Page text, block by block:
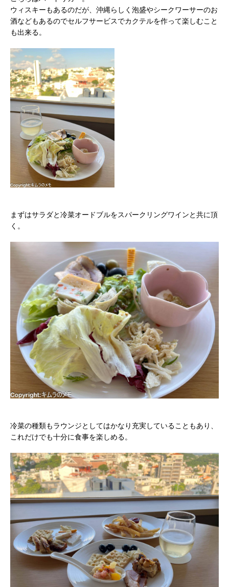
ウィスキーもあるのだが、沖縄らしく泡盛やシークワーサーのお
酒などもあるのでセルフサービスでカクテルを作って楽しむこと
も出来る。
まずはサラダと冷菜オードブルをスパークリングワインと共に頂
く。
冷菜の種類もラウンジとしてはかなり充実していることもあり、
これだけでも十分に食事を楽しめる。